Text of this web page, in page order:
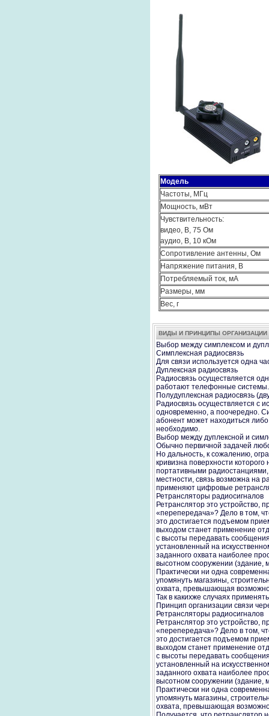
Модель
Частоты, МГц
Мощность, мВт
Чувствительность:
видео, В, 75 Ом
аудио, В, 10 кОм
Сопротивление антенны, Ом
Напряжение питания, В
Потребляемый ток, мА
Размеры, мм
Вес, г
ВИДЫ И ПРИНЦИПЫ ОРГАНИЗАЦИИ
Выбор между симплексом и
Симплексная радиосвязь
Для связи используется одна
Дуплексная радиосвязь
Радиосвязь осуществляется
работают телефонные
Полудуплексная радиосвязь
Радиосвязь осуществляется с
одновременно, а поочередно.
абонент может находиться
необходимо.
Выбор между дуплексной и
Обычно первичной задачей
Но дальность, к сожалению,
кривизна поверхности
портативными
местности, связь возможна на
применяют цифровые
Ретрансляторы радиосигналов
Ретранслятор это
«перепередача»? Дело в том,
это достигается подъемом
выходом станет применение
с высоты передавать
установленный на
заданного охвата наиболее
высотном сооружении (здание,
Практически ни одна
упомянуть магазины,
охвата, превышающая
Так в какихже случаях
Принцип организации связи
Ретрансляторы радиосигналов
Ретранслятор это
«перепередача»? Дело в том,
это достигается подъемом
выходом станет применение
с высоты передавать
установленный на
заданного охвата наиболее
высотном сооружении (здание,
Практически ни одна
упомянуть магазины,
охвата, превышающая